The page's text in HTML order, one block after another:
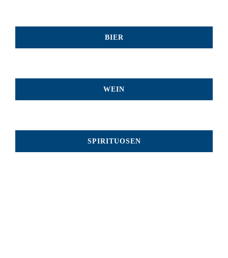
BIER
WEIN
SPIRITUOSEN